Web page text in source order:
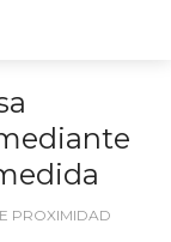
PROXIMIDAD